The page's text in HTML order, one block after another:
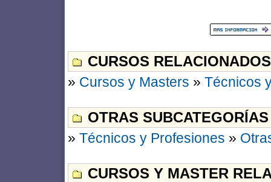
CURSOS
» Cursos y Masters » Técnicos
OTRAS
» Técnicos y Profesiones »
CURSOS Y MASTER